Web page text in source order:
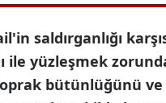
saldırganlığı
ile yüzleşmek
bütünlüğünü